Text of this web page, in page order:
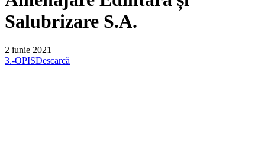
Salubrizare S.A.
2 iunie 2021
3.-OPISDescarcă